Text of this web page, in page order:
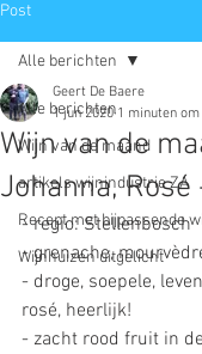
Post
Alle berichten
Wijn van de maand
artikels wijnindustrie ZA
Recept met bijpassende
Wijnhuizen uitgelicht
Alle berichten
Wijn van de
Johanna,
Geert De Baere
1 jun 2020 1 minuten
- regio: Stellenbosch
- grenache,
- droge, soepele,
rosé, heerlijk!
- zacht rood fruit in